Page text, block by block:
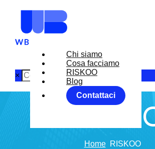
Chi siamo
Cosa facciamo
RISKOO
Blog
Contattaci
×
Home RISKOO